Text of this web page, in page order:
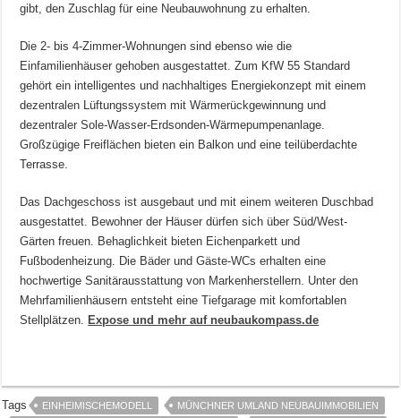
gibt, den Zuschlag für eine Neubauwohnung zu erhalten.
Die 2- bis 4-Zimmer-Wohnungen sind ebenso wie die
Einfamilienhäuser gehoben ausgestattet. Zum KfW 55 Standard
gehört ein intelligentes und nachhaltiges Energiekonzept mit einem
dezentralen Lüftungssystem mit Wärmerückgewinnung und
dezentraler Sole-Wasser-Erdsonden-Wärmepumpenanlage.
Großzügige Freiflächen bieten ein Balkon und eine teilüberdachte
Terrasse.
Das Dachgeschoss ist ausgebaut und mit einem weiteren Duschbad
ausgestattet. Bewohner der Häuser dürfen sich über Süd/West-
Gärten freuen. Behaglichkeit bieten Eichenparkett und
Fußbodenheizung. Die Bäder und Gäste-WCs erhalten eine
hochwertige Sanitärausstattung von Markenherstellern. Unter den
Mehrfamilienhäusern entsteht eine Tiefgarage mit komfortablen
Stellplätzen.Expose und mehr auf neubaukompass.de
Tags EINHEIMISCHEMODELL
MÜNCHNER UMLAND NEUBAUIMMOBILIEN